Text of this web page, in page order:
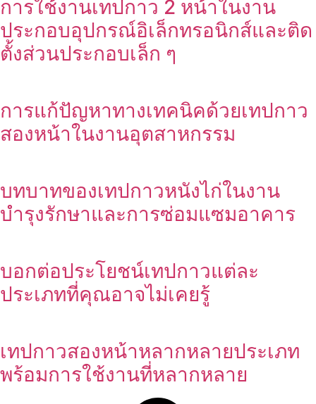
การใช้งานเทปกาว 2 หน้าในงาน
ประกอบอุปกรณ์อิเล็กทรอนิกส์และติด
ตั้งส่วนประกอบเล็ก ๆ
การแก้ปัญหาทางเทคนิคด้วยเทปกาว
สองหน้าในงานอุตสาหกรรม
บทบาทของเทปกาวหนังไก่ในงาน
บำรุงรักษาและการซ่อมแซมอาคาร
บอกต่อประโยชน์เทปกาวแต่ละ
ประเภทที่คุณอาจไม่เคยรู้
เทปกาวสองหน้าหลากหลายประเภท
พร้อมการใช้งานที่หลากหลาย